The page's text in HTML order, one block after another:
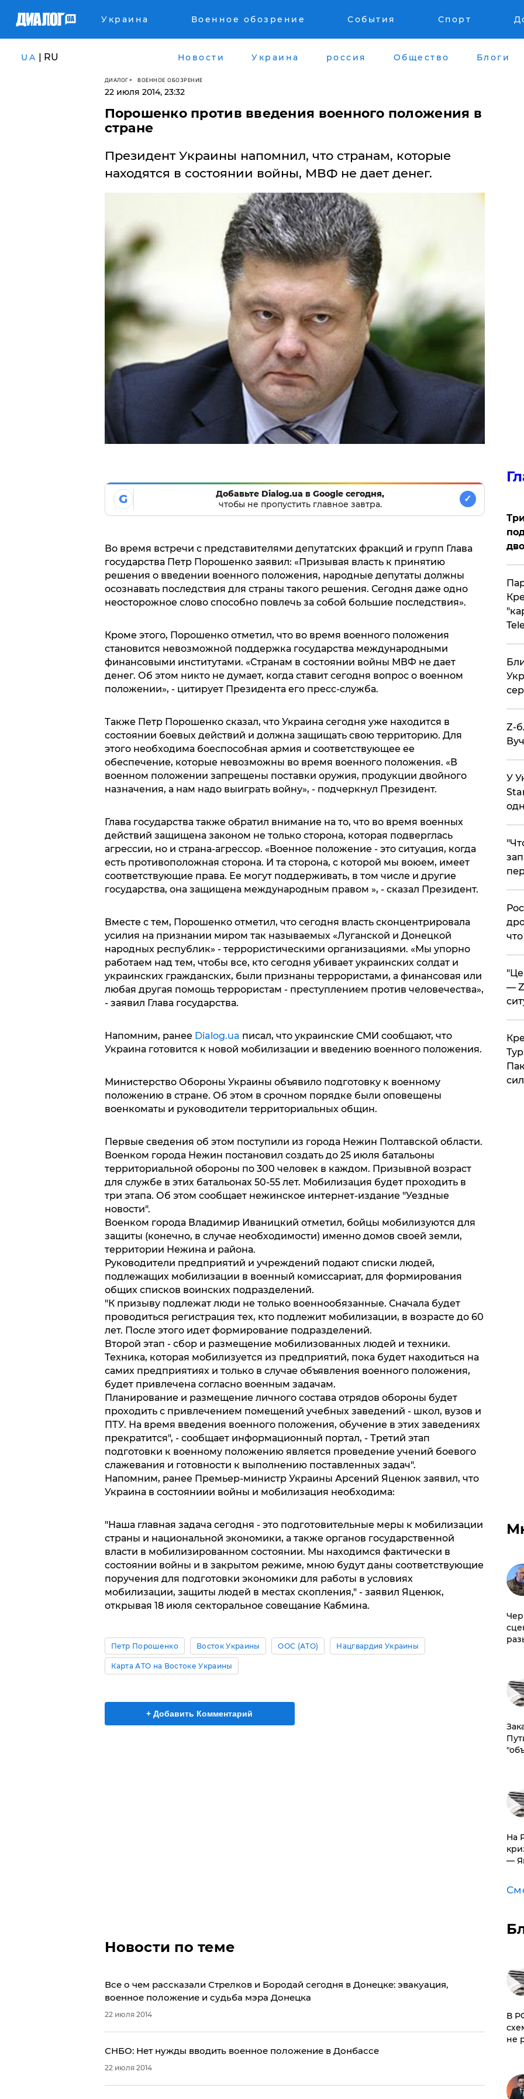
Украина Военное обозрение События Спорт
UA | RU Новости Украина россия Общество Блоги
ДИАЛОГ ВОЕННОЕ ОБОЗРЕНИЕ
22 июля 2014, 23:32
Порошенко против введения военного положения в
стране
Президент Украины напомнил, что странам, которые
находятся в состоянии войны, МВФ не дает денег.
G
Добавьте Dialog.ua в Google сегодня,
чтобы не пропустить главное завтра.
✓
Во время встречи с представителями депутатских фракций и групп Глава
государства Петр Порошенко заявил: «Призывая власть к принятию
решения о введении военного положения, народные депутаты должны
осознавать последствия для страны такого решения. Сегодня даже одно
неосторожное слово способно повлечь за собой большие последствия».
Кроме этого, Порошенко отметил, что во время военного положения
становится невозможной поддержка государства международными
финансовыми институтами. «Странам в состоянии войны МВФ не дает
денег. Об этом никто не думает, когда ставит сегодня вопрос о военном
положении», - цитирует Президента его пресс-служба.
Также Петр Порошенко сказал, что Украина сегодня уже находится в
состоянии боевых действий и должна защищать свою территорию. Для
этого необходима боеспособная армия и соответствующее ее
обеспечение, которые невозможны во время военного положения. «В
военном положении запрещены поставки оружия, продукции двойного
назначения, а нам надо выиграть войну», - подчеркнул Президент.
Глава государства также обратил внимание на то, что во время военных
действий защищена законом не только сторона, которая подверглась
агрессии, но и страна-агрессор. «Военное положение - это ситуация, когда
есть противоположная сторона. И та сторона, с которой мы воюем, имеет
соответствующие права. Ее могут поддерживать, в том числе и другие
государства, она защищена международным правом », - сказал Президент.
Вместе с тем, Порошенко отметил, что сегодня власть сконцентрировала
усилия на признании миром так называемых «Луганской и Донецкой
народных республик» - террористическими организациями. «Мы упорно
работаем над тем, чтобы все, кто сегодня убивает украинских солдат и
украинских гражданских, были признаны террористами, а финансовая или
любая другая помощь террористам - преступлением против человечества»,
- заявил Глава государства.
Напомним, ранее Dialog.ua писал, что украинские СМИ сообщают, что
Украина готовится к новой мобилизации и введению военного положения.
Министерство Обороны Украины объявило подготовку к военному
положению в стране. Об этом в срочном порядке были оповещены
военкоматы и руководители территориальных общин.
Первые сведения об этом поступили из города Нежин Полтавской области.
Военком города Нежин постановил создать до 25 июля батальоны
территориальной обороны по 300 человек в каждом. Призывной возраст
для службе в этих батальонах 50-55 лет. Мобилизация будет проходить в
три этапа. Об этом сообщает нежинское интернет-издание "Уездные
новости".
Военком города Владимир Иваницкий отметил, бойцы мобилизуются для
защиты (конечно, в случае необходимости) именно домов своей земли,
территории Нежина и района.
Руководители предприятий и учреждений подают списки людей,
подлежащих мобилизации в военный комиссариат, для формирования
общих списков воинских подразделений.
"К призыву подлежат люди не только военнообязанные. Сначала будет
проводиться регистрация тех, кто подлежит мобилизации, в возрасте до 60
лет. После этого идет формирование подразделений.
Второй этап - сбор и размещение мобилизованных людей и техники.
Техника, которая мобилизуется из предприятий, пока будет находиться на
самих предприятиях и только в случае объявления военного положения,
будет привлечена согласно военным задачам.
Планирование и размещение личного состава отрядов обороны будет
проходить с привлечением помещений учебных заведений - школ, вузов и
ПТУ. На время введения военного положения, обучение в этих заведениях
прекратится", - сообщает информационный портал, - Третий этап
подготовки к военному положению является проведение учений боевого
слажевания и готовности к выполнению поставленных задач".
Напомним, ранее Премьер-министр Украины Арсений Яценюк заявил, что
Украина в состояниии войны и мобилизация необходима:
"Наша главная задача сегодня - это подготовительные меры к мобилизации
страны и национальной экономики, а также органов государственной
власти в мобилизированном состоянии. Мы находимся фактически в
состоянии войны и в закрытом режиме, мною будут даны соответствующие
поручения для подготовки экономики для работы в условиях
мобилизации, защиты людей в местах скопления," - заявил Яценюк,
открывая 18 июля секторальное совещание Кабмина.
Петр Порошенко Восток Украины ООС (АТО) Нацгвардия Украины
Карта АТО на Востоке Украины
+ Добавить Комментарий
Новости по теме
Все о чем рассказали Стрелков и Бородай сегодня в Донецке: эвакуация,
военное положение и судьба мэра Донецка
22 июля 2014
СНБО: Нет нужды вводить военное положение в Донбассе
22 июля 2014
Z-
У
—
На
—
​В
не